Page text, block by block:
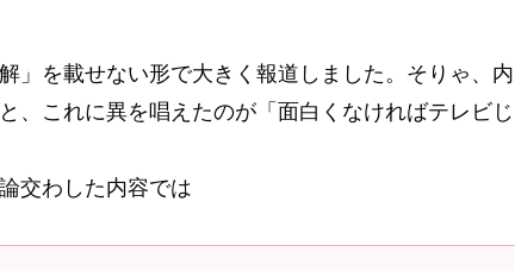
」を載せない形で大きく報道しました。そりゃ、内
、これに異を唱えたのが「面白くなければテレビじ
交わした内容では